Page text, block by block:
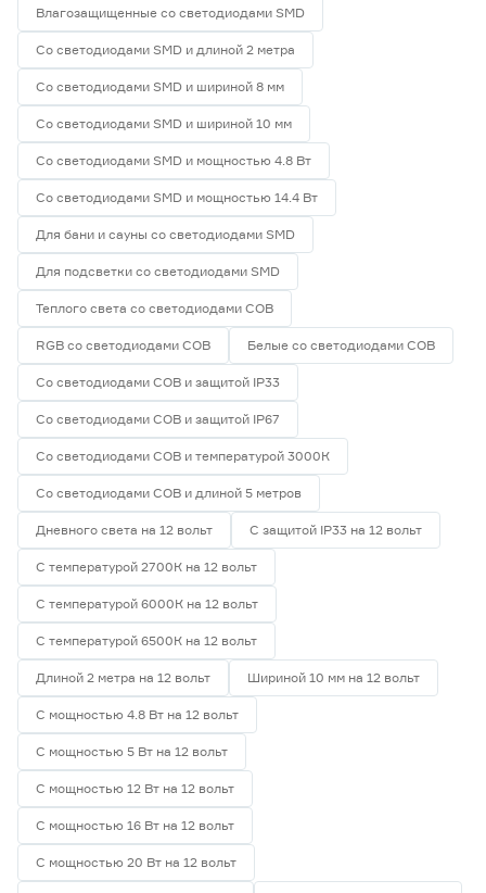
Влагозащищенные со светодиодами SMD
Со светодиодами SMD и длиной 2 метра
Со светодиодами SMD и шириной 8 мм
Со светодиодами SMD и шириной 10 мм
Со светодиодами SMD и мощностью 4.8 Вт
Со светодиодами SMD и мощностью 14.4 Вт
Для бани и сауны со светодиодами SMD
Для подсветки со светодиодами SMD
Теплого света со светодиодами СОВ
RGB со светодиодами СОВ Белые со светодиодами СОВ
Со светодиодами СОВ и защитой IP33
Со светодиодами СОВ и защитой IP67
Со светодиодами СОВ и температурой 3000К
Со светодиодами СОВ и длиной 5 метров
Дневного света на 12 вольт С защитой IP33 на 12 вольт
С температурой 2700К на 12 вольт
С температурой 6000К на 12 вольт
С температурой 6500К на 12 вольт
Длиной 2 метра на 12 вольт Шириной 10 мм на 12 вольт
С мощностью 4.8 Вт на 12 вольт
С мощностью 5 Вт на 12 вольт
С мощностью 12 Вт на 12 вольт
С мощностью 16 Вт на 12 вольт
С мощностью 20 Вт на 12 вольт